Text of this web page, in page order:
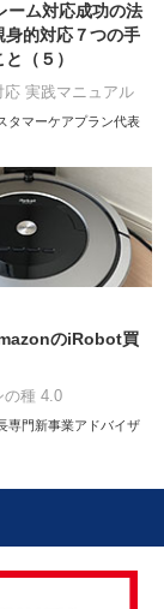
ム対応成功の法
身的対応７つの手
（５）
応 実践マニュアル
タマーケアプラン代表
のiRobot買
の種 4.0
専門新事業アドバイザ